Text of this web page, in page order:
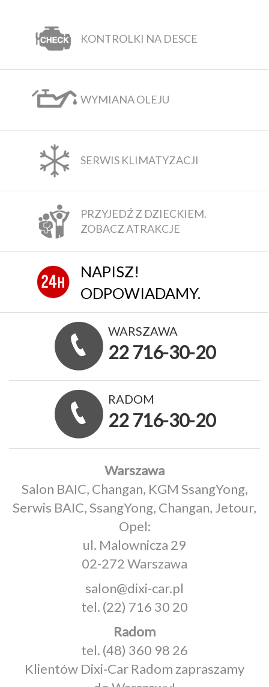
KONTROLKI NA DESCE
WYMIANA OLEJU
SERWIS KLIMATYZACJI
PRZYJEDŹ Z DZIECKIEM.
ZOBACZ ATRAKCJE
NAPISZ!
ODPOWIADAMY.
WARSZAWA
22 716-30-20
RADOM
22 716-30-20
Warszawa
Salon BAIC, Changan, KGM SsangYong,
Serwis BAIC, SsangYong, Changan, Jetour,
Opel:
ul. Malownicza 29
02-272 Warszawa
salon@dixi-car.pl
tel. (22) 716 30 20
Radom
tel. (48) 360 98 26
Klientów Dixi‑Car Radom zapraszamy